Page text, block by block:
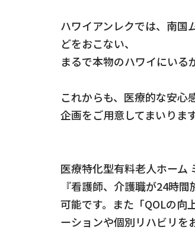
ハワイアンレクでは、南国
どをおこない、
まるで本物のハワイにいる
これからも、医療的な安心
企画をご用意してまいりま
医療特化型有料老人ホーム
『看護師、介護職が24時
可能です。また「QOLの向
ーションや個別リハビリを